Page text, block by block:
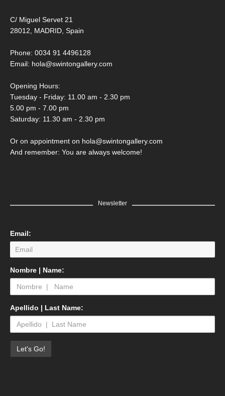
C/ Miguel Servet 21
28012, MADRID, Spain
Phone: 0034 91 4496128
Email: hola@swintongallery.com
Opening Hours:
Tuesday - Friday: 11.00 am - 2.30 pm
5.00 pm - 7.00 pm
Saturday: 11.30 am - 2.30 pm
Or on appointment on hola@swintongallery.com
And remember: You are always welcome!
Newsletter
Email:
Nombre | Name:
Apellido | Last Name: